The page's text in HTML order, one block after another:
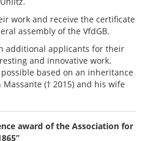
work and receive the certificate
assembly of the VfdGB.
additional applicants for their
and innovative work.
based on an inheritance
(† 2015) and his wife
award of the Association for